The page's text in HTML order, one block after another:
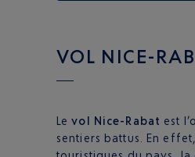
VOL NICE-
Levol Nice-Rabat est
sentiers battus. En